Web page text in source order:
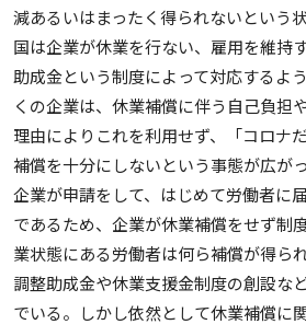
減あるいはまったく得られないという
国は企業が休業を行ない、雇用を維持
助成金という制度によって対応するよ
くの企業は、休業補償に伴う自己負担
理由によりこれを利用せず、「コロナ
補償を十分にしないという事態が広が
企業が申請をして、はじめて労働者に
であるため、企業が休業補償をせず制
業状態にある労働者は何ら補償が得ら
調整助成金や休業支援金制度の創設な
でいる。しかし依然として休業補償に